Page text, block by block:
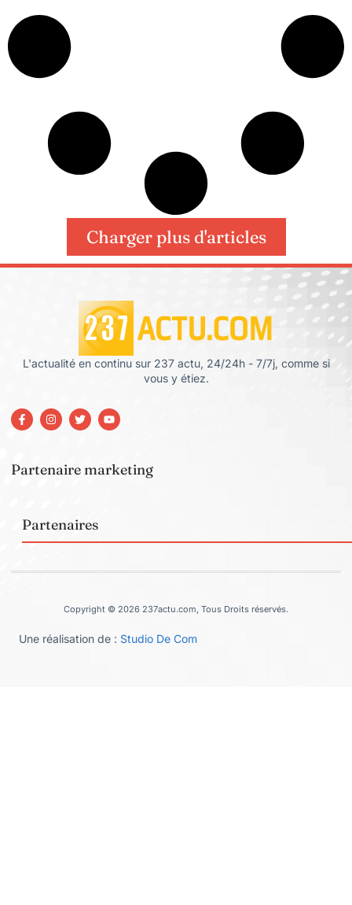
Charger plus d'articles
L'actualité en continu sur 237 actu, 24/24h - 7/7j, comme si
vous y étiez.
Partenaire marketing
Partenaires
Copyright © 2026 237actu.com, Tous Droits réservés.
Une réalisation de : Studio De Com